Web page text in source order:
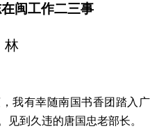
闽工作二三事
林
我有幸随南国书香团踏入广
见到久违的唐国忠老部长。